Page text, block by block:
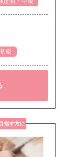
級
指す方に